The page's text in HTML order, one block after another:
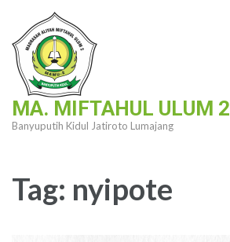
konten
(Tekan
Enter)
MA. MIFTAHUL ULUM 2
Banyuputih Kidul Jatiroto Lumajang
Tag: nyipote